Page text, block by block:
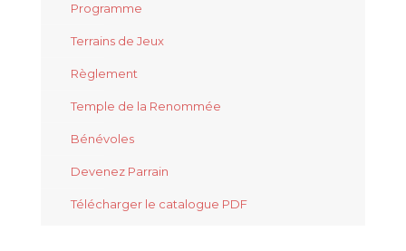
Programme
Terrains de Jeux
Règlement
Temple de la Renommée
Bénévoles
Devenez Parrain
Télécharger le catalogue PDF